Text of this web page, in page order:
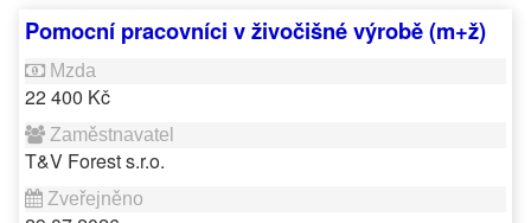
Pomocní pracovníci v živočišné výrobě (m+ž)
22 400 Kč
T&V Forest s.r.o.